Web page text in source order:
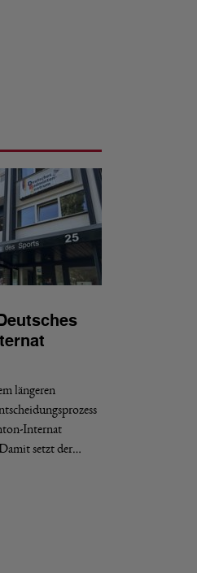
längeren
Internat
setzt der…